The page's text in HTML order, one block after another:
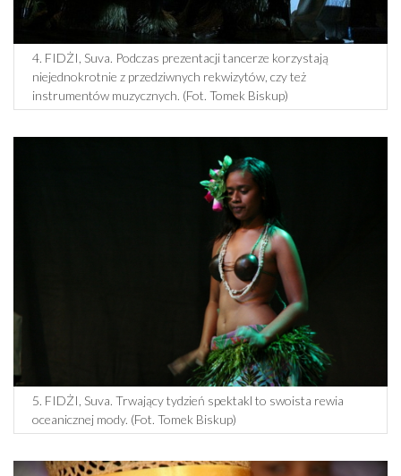
4. FIDŻI, Suva. Podczas prezentacji tancerze korzystają
niejednokrotnie z przedziwnych rekwizytów, czy też
instrumentów muzycznych. (Fot. Tomek Biskup)
5. FIDŻI, Suva. Trwający tydzień spektakl to swoista rewia
oceanicznej mody. (Fot. Tomek Biskup)